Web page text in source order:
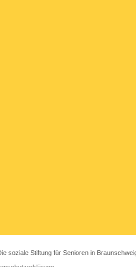
soziale Stiftung für Senioren in